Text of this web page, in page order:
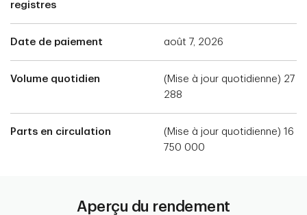
registres
Date de paiement août 7, 2026
Volume quotidien
(Mise à jour quotidienne) 27
288
Parts en circulation
(Mise à jour quotidienne) 16
750 000
Aperçu du rendement